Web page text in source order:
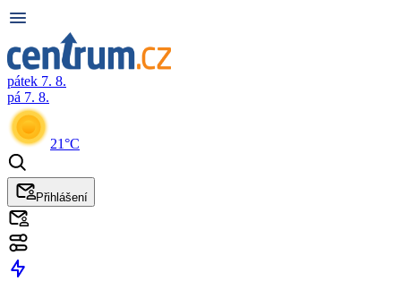
pátek 7. 8.
pá 7. 8.
21°C
Přihlášení